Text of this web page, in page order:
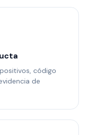
código
de